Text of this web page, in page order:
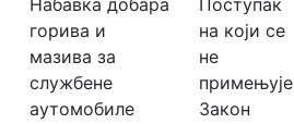
Набавка добара
горива и
мазива за
службене
аутомобиле
Поступак
на који се
не
примењује
Закон